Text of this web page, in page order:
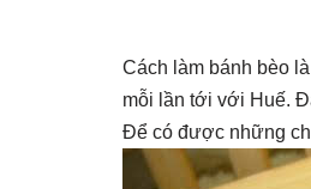
Cách làm bánh bèo
mỗi lần tới với Huế.
Để có được những